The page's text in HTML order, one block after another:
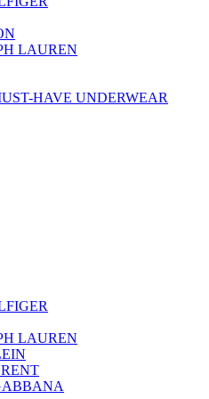
LAUREN
HAVE UNDERWEAR
LAUREN